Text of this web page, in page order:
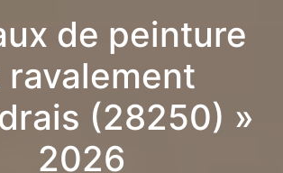
de peinture
ravalement
(28250) »
2026